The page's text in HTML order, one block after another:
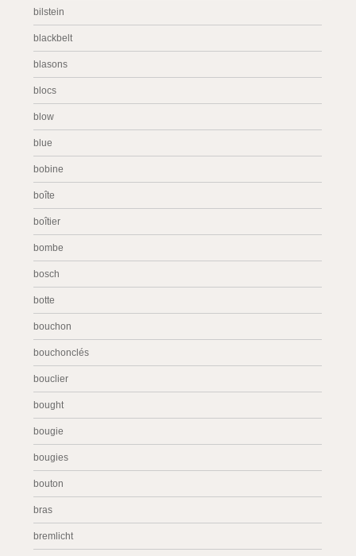
bilstein
blackbelt
blasons
blocs
blow
blue
bobine
boîte
boîtier
bombe
bosch
botte
bouchon
bouchonclés
bouclier
bought
bougie
bougies
bouton
bras
bremlicht